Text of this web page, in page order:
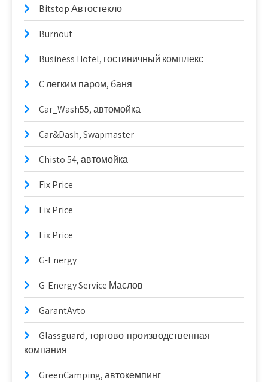
Bitstop Автостекло
Burnout
Business Hotel, гостиничный комплекс
C легким паром, баня
Car_Wash55, автомойка
Car&Dash, Swapmaster
Chisto 54, автомойка
Fix Price
Fix Price
Fix Price
G-Energy
G-Energy Service Маслов
GarantAvto
Glassguard, торгово-производственная
компания
GreenCamping, автокемпинг